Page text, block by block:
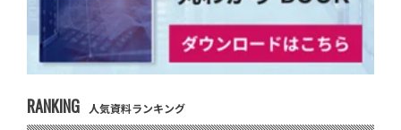
RANKING 人気資料ランキング